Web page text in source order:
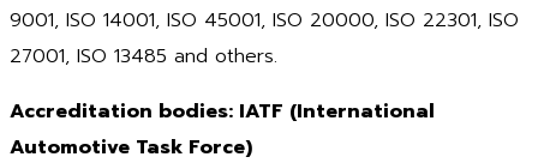
9001, ISO 14001, ISO 45001, ISO 20000, ISO 22301, ISO
27001, ISO 13485 and others.
Accreditation bodies: IATF (International
Automotive Task Force)